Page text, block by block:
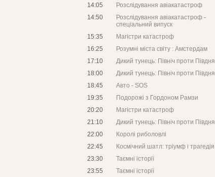
14:05
Розслідування авіакатастроф
14:50
Розслідування авіакатастроф -
спеціальний випуск
15:35
Магістри катастроф
16:25
Розумні міста світу : Амстердам
17:10
Дикий тунець: Північ проти Півдня
18:00
Дикий тунець: Північ проти Півдня
18:45
Авто - SOS
19:35
Подорожі з Гордоном Рамзи
20:20
Магістри катастроф
21:10
Дикий тунець: Північ проти Півдня
22:00
Королі риболовлі
22:45
Космічний шатл: тріумф і трагедія
23:30
Таємні історії
23:55
Таємні історії